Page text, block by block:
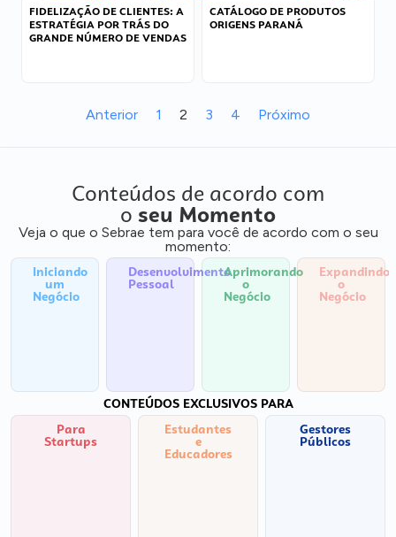
FIDELIZAÇÃO DE CLIENTES: A
ESTRATÉGIA POR TRÁS DO
GRANDE NÚMERO DE VENDAS
CATÁLOGO DE PRODUTOS
ORIGENS PARANÁ
Anterior 1 2 3 4 Próximo
Conteúdos de acordo com
o seu Momento
Veja o que o Sebrae tem para você de acordo com o seu
momento:
Iniciando
um
Negócio
Desenvolvimento
Pessoal
Aprimorando
o
Negócio
Expandindo
o
Negócio
CONTEÚDOS EXCLUSIVOS PARA
Para
Startups
Estudantes
e
Educadores
Gestores
Públicos